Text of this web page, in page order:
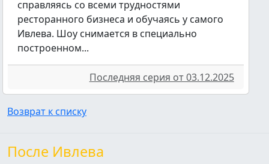
справляясь со всеми трудностями
ресторанного бизнеса и обучаясь у самого
Ивлева. Шоу снимается в специально
построенном...
Последняя серия от 03.12.2025
Возврат к списку
После Ивлева